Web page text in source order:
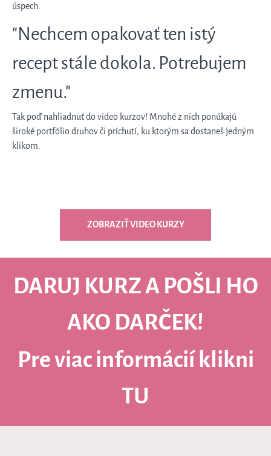
úspech.
"Nechcem opakovať ten istý
recept stále dokola. Potrebujem
zmenu."
Tak poď nahliadnuť do video kurzov! Mnohé z nich ponúkajú
široké portfólio druhov či príchutí, ku ktorým sa dostaneš jedným
klikom.
ZOBRAZIŤ VIDEO KURZY
DARUJ KURZ A POŠLI HO
AKO DARČEK!
Pre viac informácií klikni
TU